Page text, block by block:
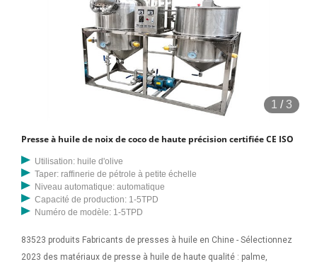
1 /3
Presse à huile de noix de coco de haute précision certifiée CE ISO
Utilisation: huile d'olive
Taper: raffinerie de pétrole à petite échelle
Niveau automatique: automatique
Capacité de production: 1-5TPD
Numéro de modèle: 1-5TPD
83523 produits Fabricants de presses à huile en Chine - Sélectionnez
2023 des matériaux de presse à huile de haute qualité : palme,